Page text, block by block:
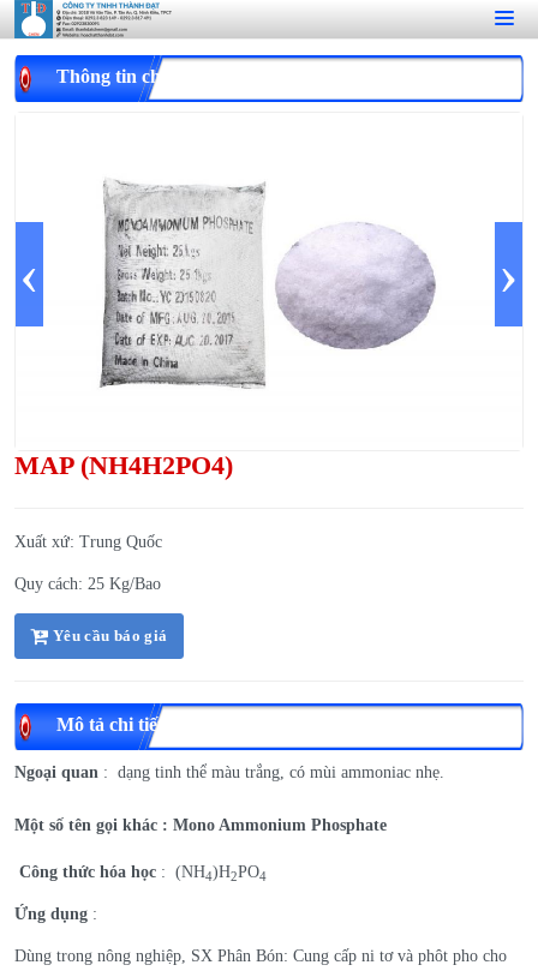
Thông tin chi tiết
‹ ›
MAP (NH4H2PO4)
Xuất xứ: Trung Quốc
Quy cách: 25 Kg/Bao
Yêu cầu báo giá
Mô tả chi tiết
Ngoại quan : dạng tinh thể màu trắng, có mùi ammoniac nhẹ.
Một số tên gọi khác : Mono Ammonium Phosphate
Công thức hóa học : (NH4)H2PO4
Ứng dụng :
Dùng trong nông nghiệp, SX Phân Bón: Cung cấp ni tơ và phôt pho cho